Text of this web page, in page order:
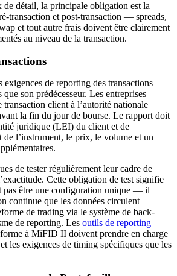
de détail, la principale obligation est la
transaction et post-transaction — spreads,
et tout autre frais doivent être clairement
au niveau de la transaction.
de reporting des transactions
son prédécesseur. Les entreprises
client à l’autorité nationale
la fin du jour de bourse. Le rapport doit
juridique (LEI) du client et de
de l’instrument, le prix, le volume et un
de tester régulièrement leur cadre de
Cette obligation de test signifie
pas être une configuration unique — il
continue que les données circulent
de trading via le système de back-
de reporting. Les outils de reporting
à MiFID II doivent prendre en charge
les exigences de timing spécifiques que les